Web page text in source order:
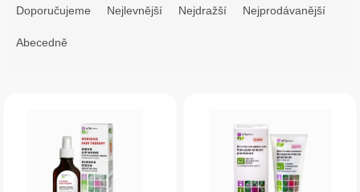
aDoporučujeme Nejlevnější Nejdražší Nejprodávanější
Abecedně